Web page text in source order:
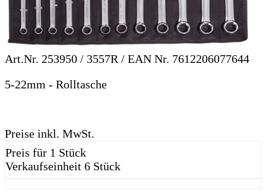
Art.Nr. 253950 / 3557R / EAN Nr. 7612206077644
5-22mm - Rolltasche
Preise inkl. MwSt.
Preis für 1 Stück
Verkaufseinheit 6 Stück